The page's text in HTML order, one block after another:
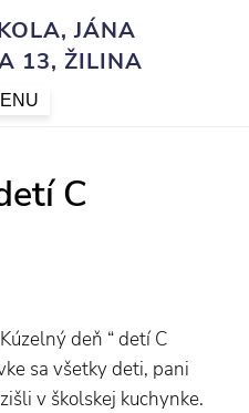
JÁNA
13, ŽILINA
C
deň “ detí C
sa všetky deti, pani
v školskej kuchynke.